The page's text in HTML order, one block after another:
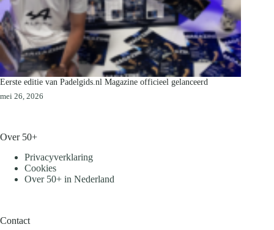
Eerste editie van Padelgids.nl Magazine officieel gelanceerd
mei 26, 2026
Over 50+
Privacyverklaring
Cookies
Over 50+ in Nederland
Contact